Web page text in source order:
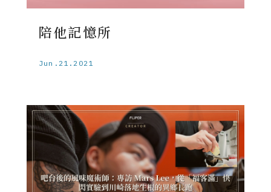
陪他記憶所
Jun.21.2021